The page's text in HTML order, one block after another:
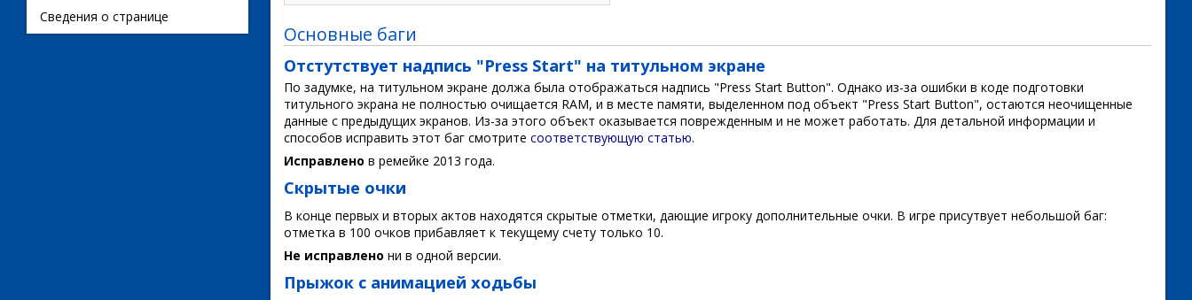
Сведения о странице
Основные баги
Отстутствует надпись "Press Start" на титульном экране
По задумке, на титульном экране должа была отображаться надпись "Press Start Button". Однако из-за ошибки в коде подготовки
титульного экрана не полностью очищается RAM, и в месте памяти, выделенном под объект "Press Start Button", остаются неочищенные
данные с предыдущих экранов. Из-за этого объект оказывается поврежденным и не может работать. Для детальной информации и
способов исправить этот баг смотрите соответствующую статью.
Исправлено в ремейке 2013 года.
Скрытые очки
В конце первых и вторых актов находятся скрытые отметки, дающие игроку дополнительные очки. В игре присутвует небольшой баг:
отметка в 100 очков прибавляет к текущему счету только 10.
Не исправлено ни в одной версии.
Прыжок с анимацией ходьбы